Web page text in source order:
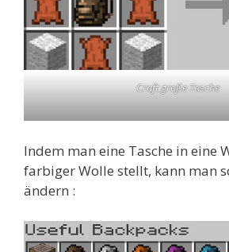
Craft große Tasche
Indem man eine Tasche in eine
farbiger Wolle stellt, kann man
ändern :